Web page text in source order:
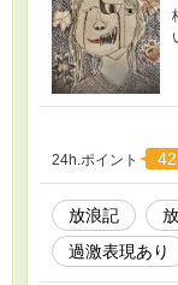
24h.ポイント
放浪記
過激表現あり